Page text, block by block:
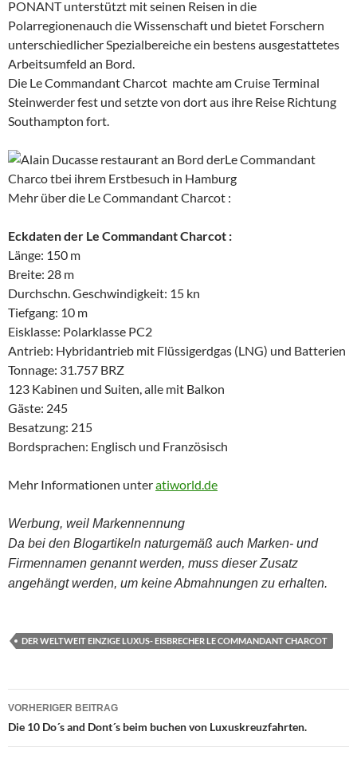
PONANT unterstützt mit seinen Reisen in die
Polarregionenauch die Wissenschaft und bietet Forschern
unterschiedlicher Spezialbereiche ein bestens ausgestattetes
Arbeitsumfeld an Bord.
Die Le Commandant Charcot machte am Cruise Terminal
Steinwerder fest und setzte von dort aus ihre Reise Richtung
Southampton fort.
Mehr über die Le Commandant Charcot :
Eckdaten der Le Commandant Charcot :
Länge: 150 m
Breite: 28 m
Durchschn. Geschwindigkeit: 15 kn
Tiefgang: 10 m
Eisklasse: Polarklasse PC2
Antrieb: Hybridantrieb mit Flüssigerdgas (LNG) und Batterien
Tonnage: 31.757 BRZ
123 Kabinen und Suiten, alle mit Balkon
Gäste: 245
Besatzung: 215
Bordsprachen: Englisch und Französisch
Mehr Informationen unteratiworld.de
Werbung, weil Markennennung
Da bei den Blogartikeln naturgemäß auch Marken- und
Firmennamen genannt werden, muss dieser Zusatz
angehängt werden, um keine Abmahnungen zu erhalten.
DER WELTWEIT EINZIGE LUXUS- EISBRECHER LE COMMANDANT CHARCOT
Beitrags-
Navigation
VORHERIGER BEITRAG
Die 10 Do´s and Dont´s beim buchen von Luxuskreuzfahrten.